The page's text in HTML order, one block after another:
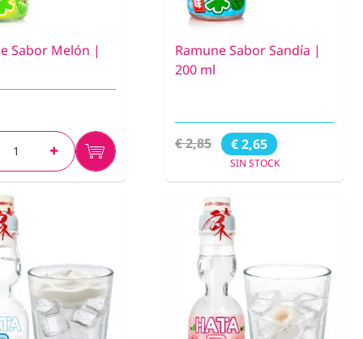
Sabor Melón |
Ramune Sabor Sandía |
200 ml
€ 2,85 € 2,65
SIN STOCK